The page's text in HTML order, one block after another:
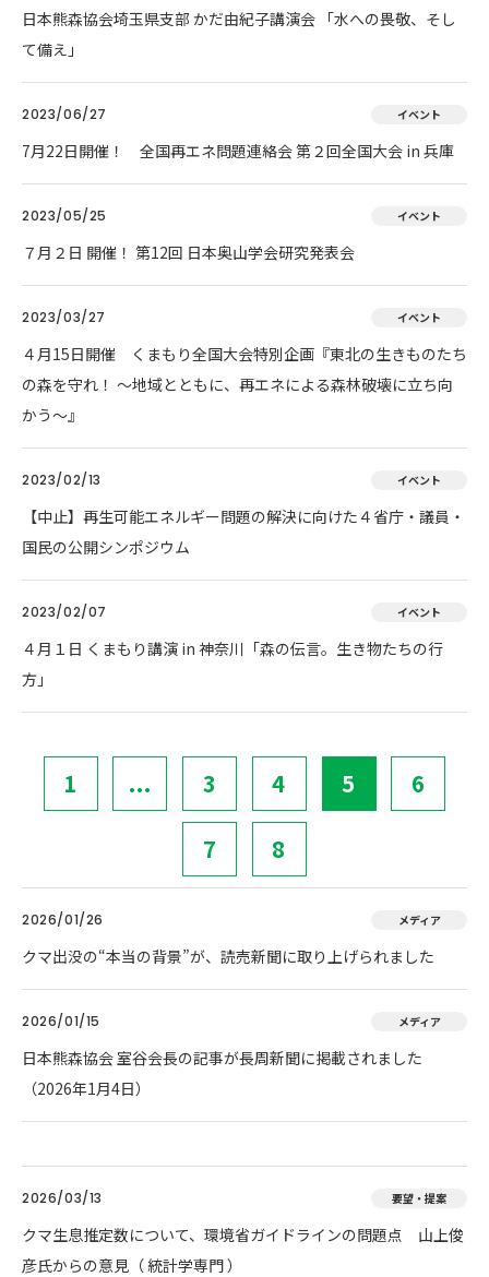
日本熊森協会埼玉県支部 かだ由紀子講演会 「水への畏敬、そし
て備え」
2023/06/27 イベント
7月22日開催！ 全国再エネ問題連絡会 第２回全国大会 in 兵庫
2023/05/25 イベント
７月２日 開催！ 第12回 日本奥山学会研究発表会
2023/03/27 イベント
４月15日開催 くまもり全国大会特別企画『東北の生きものたち
の森を守れ！ 〜地域とともに、再エネによる森林破壊に立ち向
かう〜』
2023/02/13 イベント
【中止】再生可能エネルギー問題の解決に向けた４省庁・議員・
国民の公開シンポジウム
2023/02/07 イベント
４月１日 くまもり講演 in 神奈川「森の伝言。生き物たちの行
方」
1 ... 3 4 5 6
7 8
2026/01/26 メディア
クマ出没の“本当の背景”が、読売新聞に取り上げられました
2026/01/15 メディア
日本熊森協会 室谷会長の記事が長周新聞に掲載されました
（2026年1月4日）
2026/03/13 要望・提案
クマ生息推定数について、環境省ガイドラインの問題点 山上俊
彦氏からの意見（ 統計学専門 ）